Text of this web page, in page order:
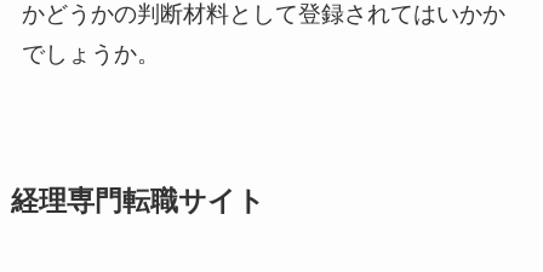
かどうかの判断材料として登録されてはいかか
でしょうか。
経理専門転職サイト